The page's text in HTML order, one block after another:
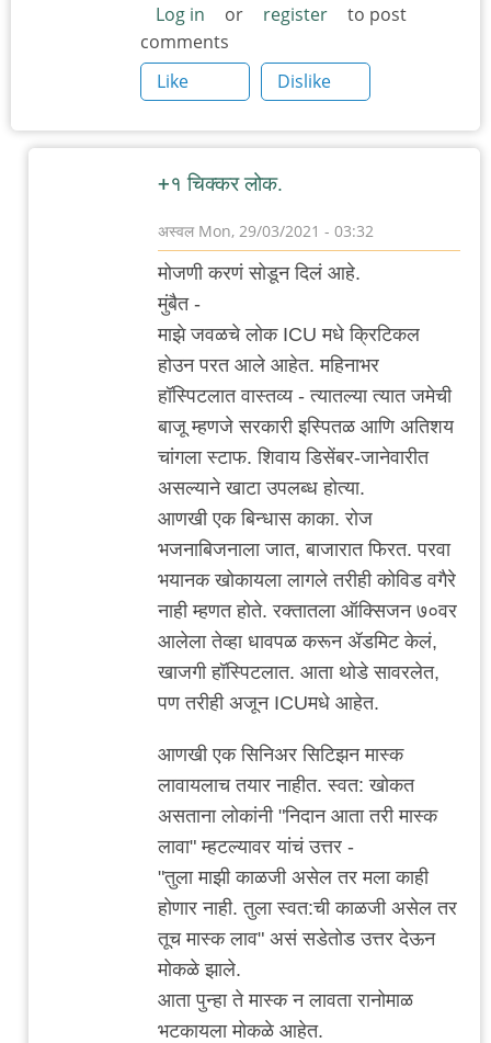
Log in or register
to post
comments
Like
Dislike
+१ चिक्कर लोक.
अस्वल Mon, 29/03/2021 - 03:32
In
reply
to
संकीर्ण
by
adam
मोजणी करणं सोडून दिलं आहे.
मुंबैत -
माझे जवळचे लोक ICU मधे क्रिटिकल
होउन परत आले आहेत. महिनाभर
हॉस्पिटलात वास्तव्य - त्यातल्या त्यात जमेची
बाजू म्हणजे सरकारी इस्पितळ आणि अतिशय
चांगला स्टाफ. शिवाय डिसेंबर-जानेवारीत
असल्याने खाटा उपलब्ध होत्या.
आणखी एक बिन्धास काका. रोज
भजनाबिजनाला जात, बाजारात फिरत. परवा
भयानक खोकायला लागले तरीही कोविड वगैरे
नाही म्हणत होते. रक्तातला ऑक्सिजन ७०वर
आलेला तेव्हा धावपळ करून ॲडमिट केलं,
खाजगी हॉस्पिटलात. आता थोडे सावरलेत,
पण तरीही अजून ICUमधे आहेत.
आणखी एक सिनिअर सिटिझन मास्क
लावायलाच तयार नाहीत. स्वत: खोकत
असताना लोकांनी "निदान आता तरी मास्क
लावा" म्हटल्यावर यांचं उत्तर -
"तुला माझी काळजी असेल तर मला काही
होणार नाही. तुला स्वत:ची काळजी असेल तर
तूच मास्क लाव" असं सडेतोड उत्तर देऊन
मोकळे झाले.
आता पुन्हा ते मास्क न लावता रानोमाळ
भटकायला मोकळे आहेत.